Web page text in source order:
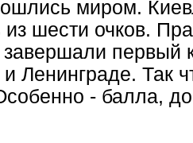
миром.
шести очков.
завершали первый
Ленинграде. Так
- балла,